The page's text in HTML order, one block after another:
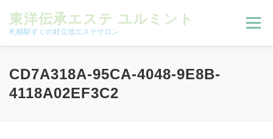
東洋伝承エステ ユルミント
札幌駅すぐの好立地エステサロン
メニュー
初回限定お試しコース（ご新規様限定）
CD7A318A-95CA-4048-9E8B-
4118A02EF3C2